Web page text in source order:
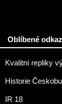
Oblíbené
Kvalitní repliky
Historie
IR 18